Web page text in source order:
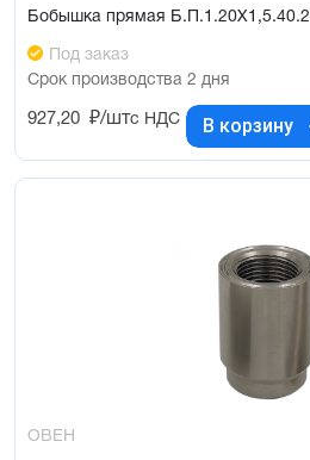
Бобышка прямая Б.П.1.20Х1,5.40.2
Под заказ
Срок производства 2 дня
927,20 ₽/штс НДС В корзину
ОВЕН